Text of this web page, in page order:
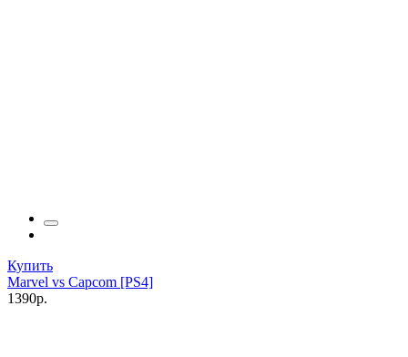
Купить
Marvel vs Capcom [PS4]
1390р.